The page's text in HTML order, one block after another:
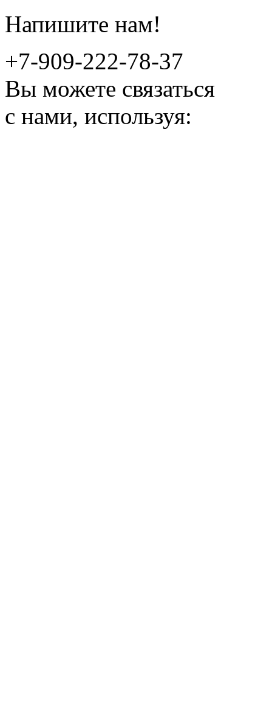
Напишите нам!
+7-909-222-78-37
Вы можете связаться
с нами, используя: